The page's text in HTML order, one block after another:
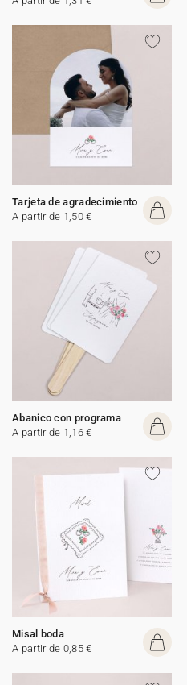
Tarjeta de agradecimiento
A partir de 1,50 €
Abanico con programa
A partir de 1,16 €
Misal boda
A partir de 0,85 €